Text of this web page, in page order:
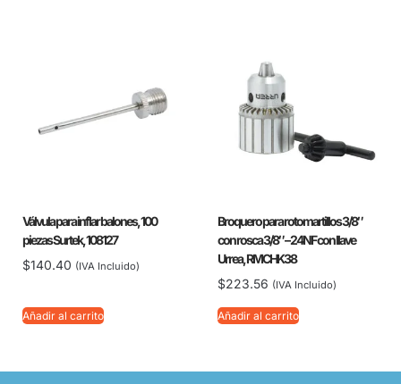
Válvula para inflar balones, 100
piezas Surtek, 108127
$140.40 (IVA Incluido)
Añadir al carrito
Broquero para rotomartillos 3/8″
con rosca 3/8″ – 24NF con llave
Urrea, RMCHK38
$223.56 (IVA Incluido)
Añadir al carrito